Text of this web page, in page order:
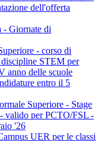
dell'offerta
- Giornate di
- corso di
STEM per
anno delle scuole
entro il 5
Superiore - Stage
valido per PCTO/FSL -
'26
UER per le classi